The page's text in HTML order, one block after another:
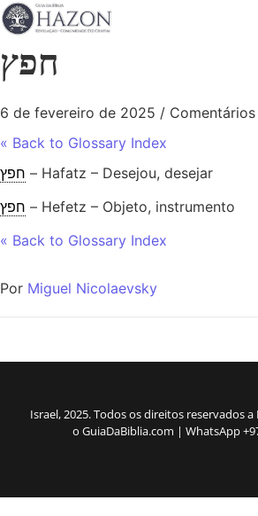
חפץ
6 de fevereiro de 2025 /
« Back to Glossary Index
חפץ – Hafatz – Desejou, desejar
חפץ – Hefetz – Objeto, instrumento
« Back to Glossary Index
Por Miguel Nicolaevsky
Israel, 2025. Todos os direitos reservados
o GuiaDaBiblia.com | WhatsApp